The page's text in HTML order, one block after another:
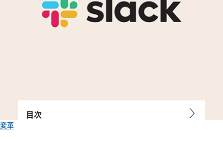
変革
目次